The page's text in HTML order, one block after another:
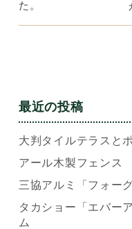
最近の投稿
大判タイルテラスと
アール木製フェンス
三協アルミ「フォー
タカショー「エバー
ム